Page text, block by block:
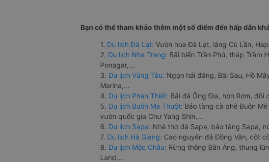
Bạn có thể tham khảo thêm một số điểm đến hấp dẫn
1. Du lịch Đà Lạt: Vườn hoa Đà Lạt, làng Cù Lần,
2. Du lịch Nha Trang: Bãi biển Trần Phú, tháp Trầm
Ponagar,...
3. Du lịch Vũng Tàu: Ngọn hải đăng, Bãi Sau, Hồ
Marina,...
4. Du lịch Phan Thiết: Bãi đá Ông Địa, hòn Rơm, đồi
5. Du lịch Buôn Ma Thuột: Bảo tàng cà phê Buôn
vườn quốc gia Chư Yang Shin,...
6. Du lịch Sapa: Nhà thờ đá Sapa, bảo tàng Sapa,
7. Du lịch Hà Giang: Cao nguyên đá Đồng Văn, cột
8. Du lịch Mộc Châu: Rừng thông Bản Áng, thung
Land,...